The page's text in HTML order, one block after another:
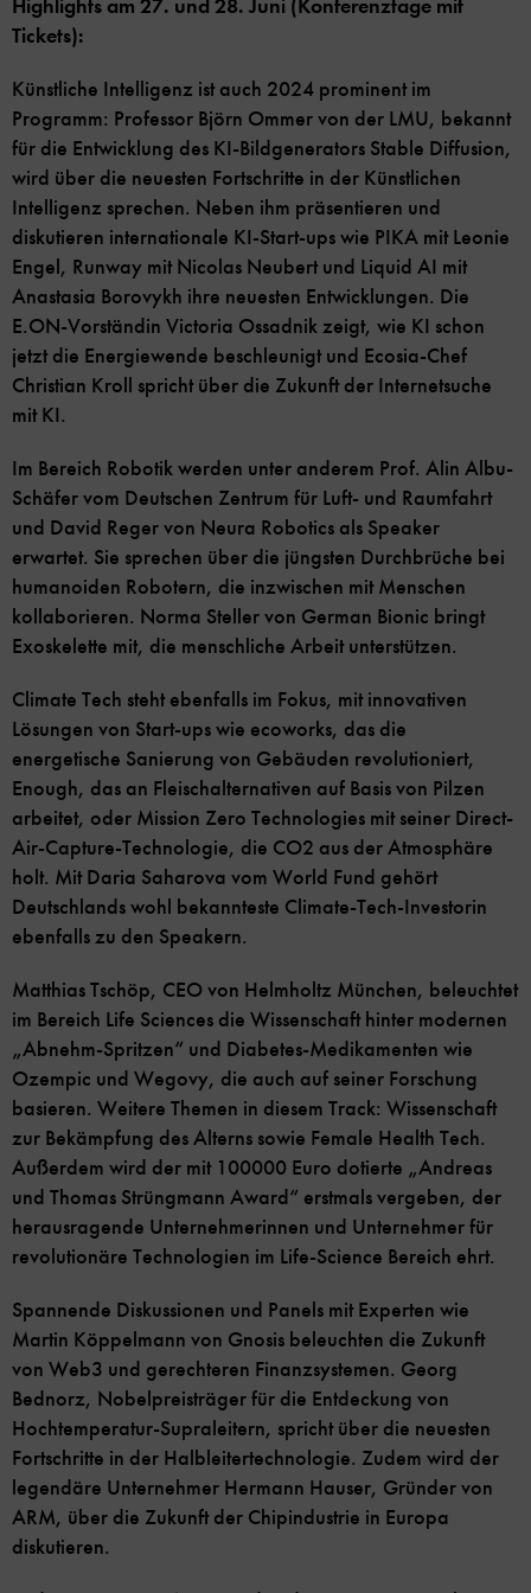
Highlights am 27. und 28. Juni (Konferenztage mit
Tickets):
Künstliche Intelligenz ist auch 2024 prominent im
Programm: Professor Björn Ommer von der LMU, bekannt
für die Entwicklung des KI-Bildgenerators Stable Diffusion,
wird über die neuesten Fortschritte in der Künstlichen
Intelligenz sprechen. Neben ihm präsentieren und
diskutieren internationale KI-Start-ups wie PIKA mit Leonie
Engel, Runway mit Nicolas Neubert und Liquid AI mit
Anastasia Borovykh ihre neuesten Entwicklungen. Die
E.ON-Vorständin Victoria Ossadnik zeigt, wie KI schon
jetzt die Energiewende beschleunigt und Ecosia-Chef
Christian Kroll spricht über die Zukunft der Internetsuche
mit KI.
Im Bereich Robotik werden unter anderem Prof. Alin Albu-
Schäfer vom Deutschen Zentrum für Luft- und Raumfahrt
und David Reger von Neura Robotics als Speaker
erwartet. Sie sprechen über die jüngsten Durchbrüche bei
humanoiden Robotern, die inzwischen mit Menschen
kollaborieren. Norma Steller von German Bionic bringt
Exoskelette mit, die menschliche Arbeit unterstützen.
Climate Tech steht ebenfalls im Fokus, mit innovativen
Lösungen von Start-ups wie ecoworks, das die
energetische Sanierung von Gebäuden revolutioniert,
Enough, das an Fleischalternativen auf Basis von Pilzen
arbeitet, oder Mission Zero Technologies mit seiner Direct-
Air-Capture-Technologie, die CO2 aus der Atmosphäre
holt. Mit Daria Saharova vom World Fund gehört
Deutschlands wohl bekannteste Climate-Tech-Investorin
ebenfalls zu den Speakern.
Matthias Tschöp, CEO von Helmholtz München, beleuchtet
im Bereich Life Sciences die Wissenschaft hinter modernen
„Abnehm-Spritzen“ und Diabetes-Medikamenten wie
Ozempic und Wegovy, die auch auf seiner Forschung
basieren. Weitere Themen in diesem Track: Wissenschaft
zur Bekämpfung des Alterns sowie Female Health Tech.
Außerdem wird der mit 100000 Euro dotierte „Andreas
und Thomas Strüngmann Award“ erstmals vergeben, der
herausragende Unternehmerinnen und Unternehmer für
revolutionäre Technologien im Life-Science Bereich ehrt.
Spannende Diskussionen und Panels mit Experten wie
Martin Köppelmann von Gnosis beleuchten die Zukunft
von Web3 und gerechteren Finanzsystemen. Georg
Bednorz, Nobelpreisträger für die Entdeckung von
Hochtemperatur-Supraleitern, spricht über die neuesten
Fortschritte in der Halbleitertechnologie. Zudem wird der
legendäre Unternehmer Hermann Hauser, Gründer von
ARM, über die Zukunft der Chipindustrie in Europa
diskutieren.